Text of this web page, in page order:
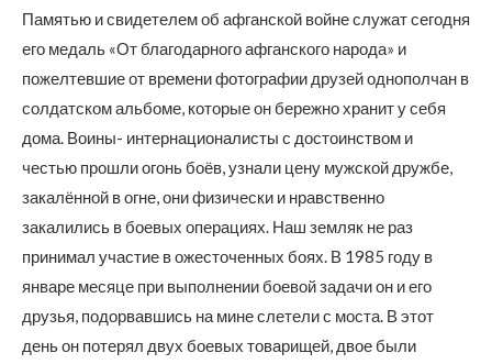
Памятью и свидетелем об афганской войне служат сегодня
его медаль «От благодарного афганского народа» и
пожелтевшие от времени фотографии друзей однополчан в
солдатском альбоме, которые он бережно хранит у себя
дома. Воины- интернационалисты с достоинством и
честью прошли огонь боёв, узнали цену мужской дружбе,
закалённой в огне, они физически и нравственно
закалились в боевых операциях. Наш земляк не раз
принимал участие в ожесточенных боях. В 1985 году в
январе месяце при выполнении боевой задачи он и его
друзья, подорвавшись на мине слетели с моста. В этот
день он потерял двух боевых товарищей, двое были